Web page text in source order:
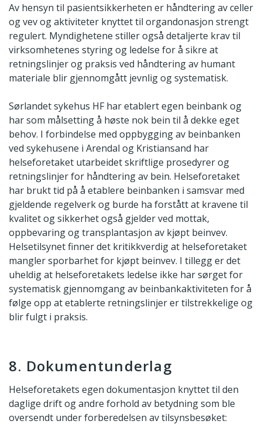
Av hensyn til pasientsikkerheten er håndtering av celler
og vev og aktiviteter knyttet til organdonasjon strengt
regulert. Myndighetene stiller også detaljerte krav til
virksomhetenes styring og ledelse for å sikre at
retningslinjer og praksis ved håndtering av humant
materiale blir gjennomgått jevnlig og systematisk.
Sørlandet sykehus HF har etablert egen beinbank og
har som målsetting å høste nok bein til å dekke eget
behov. I forbindelse med oppbygging av beinbanken
ved sykehusene i Arendal og Kristiansand har
helseforetaket utarbeidet skriftlige prosedyrer og
retningslinjer for håndtering av bein. Helseforetaket
har brukt tid på å etablere beinbanken i samsvar med
gjeldende regelverk og burde ha forstått at kravene til
kvalitet og sikkerhet også gjelder ved mottak,
oppbevaring og transplantasjon av kjøpt beinvev.
Helsetilsynet finner det kritikkverdig at helseforetaket
mangler sporbarhet for kjøpt beinvev. I tillegg er det
uheldig at helseforetakets ledelse ikke har sørget for
systematisk gjennomgang av beinbankaktiviteten for å
følge opp at etablerte retningslinjer er tilstrekkelige og
blir fulgt i praksis.
8. Dokumentunderlag
Helseforetakets egen dokumentasjon knyttet til den
daglige drift og andre forhold av betydning som ble
oversendt under forberedelsen av tilsynsbesøket: